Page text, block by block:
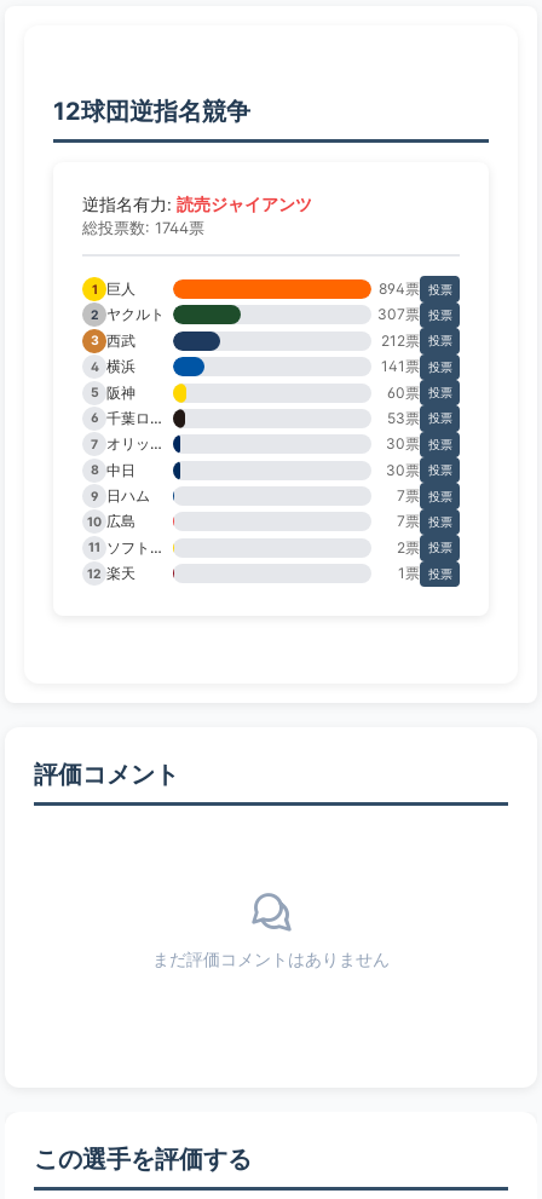
12球団逆指名競争
逆指名有力: 読売ジャイアンツ
総投票数: 1744票
1 巨人 894票 投票
2
ヤクルト 307票 投票
3 西武 212票 投票
4 横浜 141票 投票
5 阪神 60票 投票
6
千葉ロッテ 53票 投票
7
オリックス 30票 投票
8 中日 30票 投票
9
日ハム 7票 投票
10 広島 7票 投票
11
ソフトバンク 2票 投票
12 楽天 1票 投票
評価コメント
まだ評価コメントはありません
この選手を評価する